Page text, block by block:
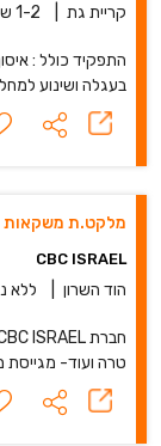
קריית גת 1-2 שנים
התפקיד כולל :
בעגלה ושינוע
מלקט.ת משקאות
CBC ISRAEL
הוד השרון ללא
טרה ועוד-